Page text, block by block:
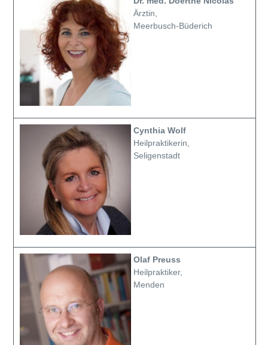
Ärztin,
Meerbusch-Büderich
Cynthia Wolf
Heilpraktikerin,
Seligenstadt
Olaf Preuss
Heilpraktiker,
Menden